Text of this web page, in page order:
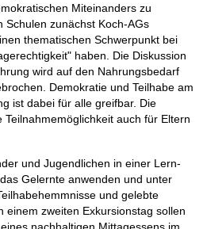
Miteinanders zu
Schulen zunächst Koch-AGs
thematischen Schwerpunkt bei
haben. Die Diskussion
wird auf den Nahrungsbedarf
Demokratie und Teilhabe am
ist dabei für alle greifbar. Die
Teilnahmemöglichkeit auch für Eltern
und Jugendlichen in einer Lern-
Gelernte anwenden und unter
und gelebte
einem zweiten Exkursionstag sollen